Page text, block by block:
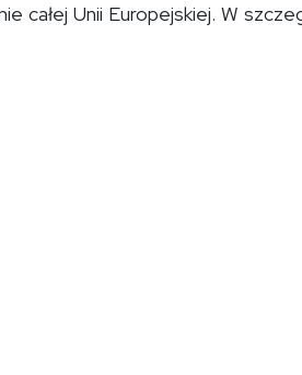
całej Unii Europejskiej. W